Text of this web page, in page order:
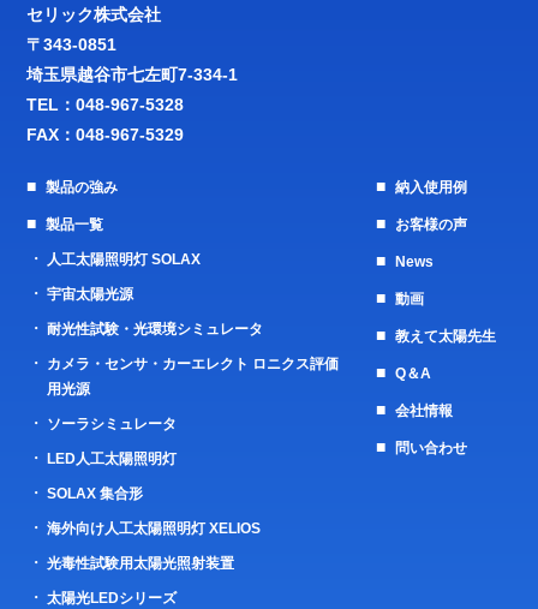
セリック株式会社
〒343-0851
埼玉県越谷市七左町7-334-1
TEL：048-967-5328
FAX：048-967-5329
製品の強み
製品一覧
人工太陽照明灯 SOLAX
宇宙太陽光源
耐光性試験・光環境シミュレータ
カメラ・センサ・カーエレクト ロニクス評価
用光源
ソーラシミュレータ
LED人工太陽照明灯
SOLAX 集合形
海外向け人工太陽照明灯 XELIOS
光毒性試験用太陽光照射装置
太陽光LEDシリーズ
納入使用例
お客様の声
News
動画
教えて太陽先生
Q＆A
会社情報
問い合わせ